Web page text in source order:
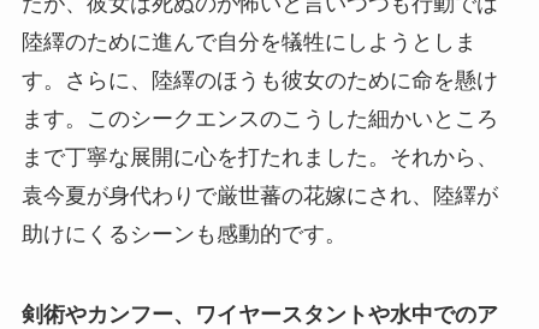
陸繹のために進んで自分を犠牲にしようとしま
す。さらに、陸繹のほうも彼女のために命を懸け
ます。このシークエンスのこうした細かいところ
まで丁寧な展開に心を打たれました。それから、
袁今夏が身代わりで厳世蕃の花嫁にされ、陸繹が
助けにくるシーンも感動的です。
剣術やカンフー、ワイヤースタントや水中でのア